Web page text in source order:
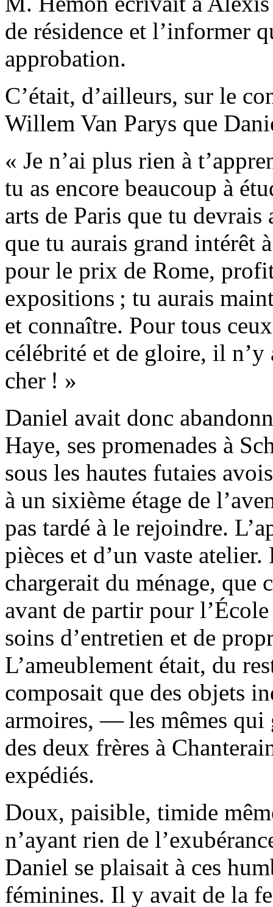
de résidence et l’informer
approbation.
C’était, d’ailleurs, sur le
Willem Van Parys que
« Je n’ai plus rien à
tu as encore beaucoup à
arts de Paris que tu
que tu aurais grand intérêt
pour le prix de Rome,
expositions ; tu aurais
et connaître. Pour tous
célébrité et de gloire, il
cher ! »
Daniel avait donc
Haye, ses promenades à
sous les hautes futaies
à un sixième étage de
pas tardé à le rejoindre.
pièces et d’un vaste
chargerait du ménage, que
avant de partir pour
soins d’entretien et de
L’ameublement était, du
composait que des objets
armoires, — les mêmes qui
des deux frères à
expédiés.
Doux, paisible, timide
n’ayant rien de
Daniel se plaisait à ces
féminines. Il y avait de la